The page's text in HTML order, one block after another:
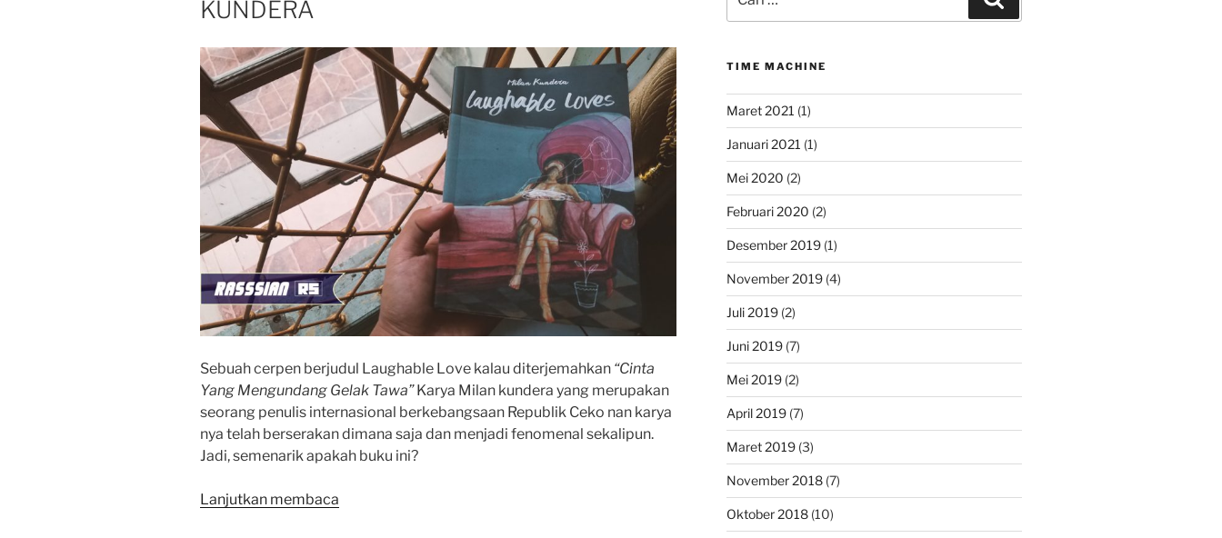
KUNDERA
Sebuah cerpen berjudul Laughable Love kalau diterjemahkan “Cinta
Yang Mengundang Gelak Tawa”Karya Milan kundera yang merupakan
seorang penulis internasional berkebangsaan Republik Ceko nan karya
nya telah berserakan dimana saja dan menjadi fenomenal sekalipun.
Jadi, semenarik apakah buku ini?
Lanjutkan membaca
untuk:
TIME MACHINE
Maret 2021 (1)
Januari 2021 (1)
Mei 2020 (2)
Februari 2020 (2)
Desember 2019(1)
November 2019(4)
Juli 2019(2)
Juni 2019(7)
Mei 2019(2)
April 2019(7)
Maret 2019(3)
November 2018(7)
Oktober 2018(10)